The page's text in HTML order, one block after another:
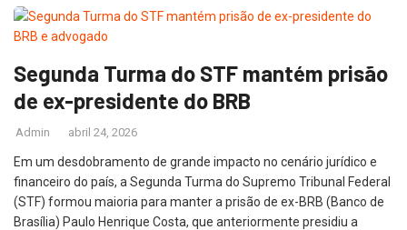
Segunda Turma do STF mantém prisão
de ex-presidente do BRB
Admin abril 24, 2026
Em um desdobramento de grande impacto no cenário jurídico e
financeiro do país, a Segunda Turma do Supremo Tribunal Federal
(STF) formou maioria para manter a prisão de ex-BRB (Banco de
Brasília) Paulo Henrique Costa, que anteriormente presidiu a